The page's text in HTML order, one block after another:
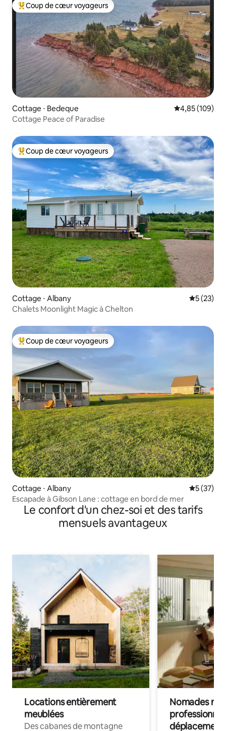
Coups de cœur voyageurs les plus appréciés
Coup de cœur voyageurs
Cottage ⋅ Bedeque Évaluation
4,85 (109)
Cottage Peace of Paradise
Coups de cœur voyageurs les plus appréciés
Coup de cœur voyageurs
Cottage ⋅ Albany
5 (23)
Chalets Moonlight Magic à Chelton
Coups de cœur voyageurs les plus appréciés
Coup de cœur voyageurs
Cottage ⋅ Albany
5 (37)
Escapade à Gibson Lane : cottage en bord de mer
Le confort d'un chez-soi et des tarifs
mensuels avantageux
Locations entièrement
meublées
Des cabanes de montagne
Nomades
déplacement